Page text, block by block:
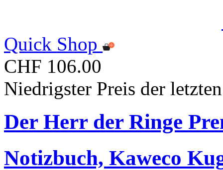
Quick Shop
CHF 106.00
Niedrigster Preis der
Der Herr der Ringe
Notizbuch, Kaweco